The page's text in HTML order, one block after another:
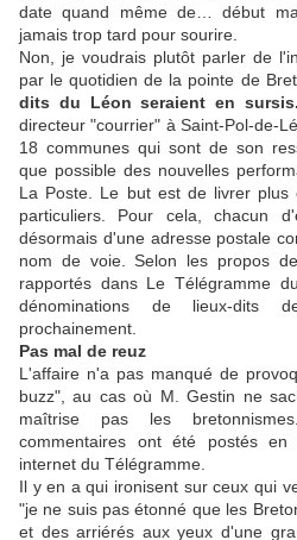
date quand même de… début
jamais trop tard pour sourire.
Non, je voudrais plutôt parler de
par le quotidien de la pointe de
dits du Léon seraient en sursis.
directeur "courrier" à Saint-Pol-de-
18 communes qui sont de son
que possible des nouvelles
La Poste. Le but est de livrer plus
particuliers. Pour cela, chacun
désormais d'une adresse postale
nom de voie. Selon les propos
rapportés dans Le Télégramme
dénominations de lieux-dits
prochainement.
Pas mal de reuz
L'affaire n'a pas manqué de
buzz", au cas où M. Gestin ne
maîtrise pas les
commentaires ont été postés
internet du Télégramme.
Il y en a qui ironisent sur ceux qui
"je ne suis pas étonné que les
et des arriérés aux yeux d'une